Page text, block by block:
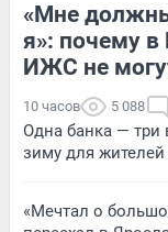
«Мне
я»: почему
ИЖС не
10 часов 5 088
Одна банка — три
зиму для жителей
«Мечтал о